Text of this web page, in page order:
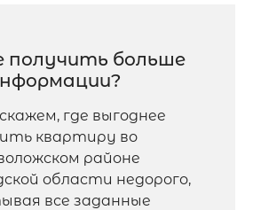
больше
где выгоднее
квартиру во
районе
области недорого,
все заданные